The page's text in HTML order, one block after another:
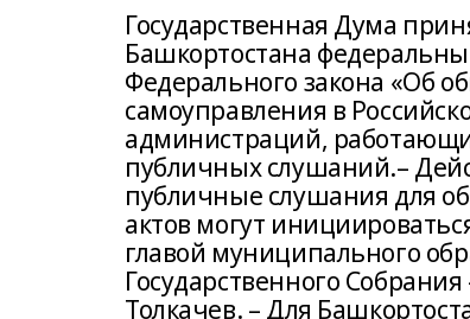
Государственная Дума
Башкортостана
Федерального закона «Об
самоуправления в
администраций,
публичных слушаний.–
публичные слушания для
актов могут
главой муниципального
Государственного
Толкачев. – Для